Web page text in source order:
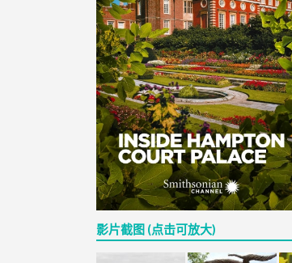
影片截图 (点击可放大)